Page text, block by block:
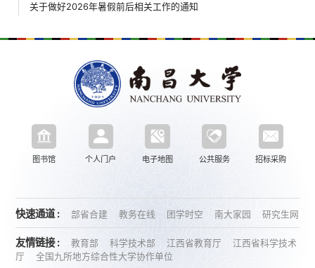
关于做好2026年暑假前后相关工作的通知
图书馆 个人门户 电子地图 公共服务 招标采购
快速通道 : 部省合建 教务在线 团学时空 南大家园 研究生网
友情链接 : 教育部 科学技术部 江西省教育厅
江西省科学技术
厅
全国九所地方综合性大学协作单位